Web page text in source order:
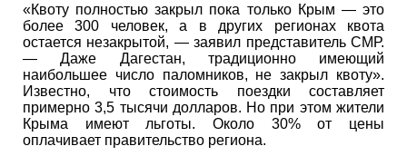
«Квоту полностью закрыл пока только Крым — это
более 300 человек, а в других регионах квота
остается незакрытой, — заявил представитель СМР.
— Даже Дагестан, традиционно имеющий
наибольшее число паломников, не закрыл квоту».
Известно, что стоимость поездки составляет
примерно 3,5 тысячи долларов. Но при этом жители
Крыма имеют льготы. Около 30% от цены
оплачивает правительство региона.